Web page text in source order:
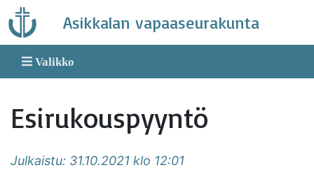
Skip
to
content
Asikkalan vapaaseurakunta
Valikko
Esirukouspyyntö
Julkaistu: 31.10.2021 klo 12:01